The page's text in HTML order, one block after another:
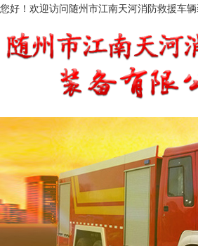
您好！欢迎访问随州市江南天河消防救援车辆